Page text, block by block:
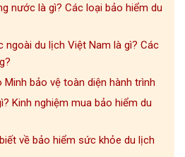
nước là gì? Các loại bảo hiểm du
ngoài du lịch Việt Nam là gì? Các
Minh bảo vệ toàn diện hành trình
Kinh nghiệm mua bảo hiểm du
về bảo hiểm sức khỏe du lịch